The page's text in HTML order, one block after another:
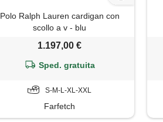
Polo Ralph Lauren cardigan con
scollo a v - blu
1.197,00 €
Sped. gratuita
S-M-L-XL-XXL
Farfetch